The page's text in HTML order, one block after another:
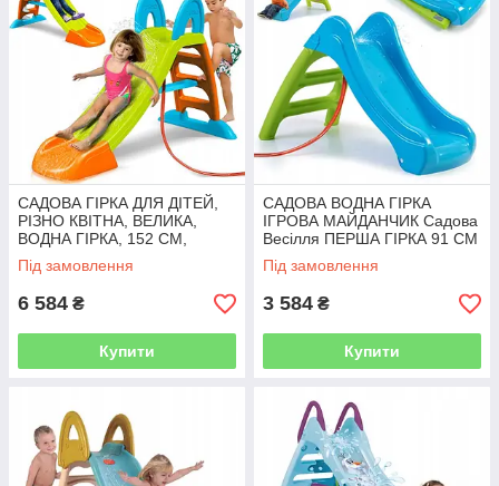
САДОВА ГІРКА ДЛЯ ДІТЕЙ,
РІЗНО КВІТНА, ВЕЛИКА,
ВОДНА ГІРКА, 152 СМ,
ЛЮТИЙ
Під замовлення
6 584 ₴
Купити
САДОВА ВОДНА ГІРКА
ІГРОВА МАЙДАНЧИК Садова
Весілля ПЕРША ГІРКА 91 СМ
ЛЮТИЙ
Під замовлення
3 584 ₴
Купити